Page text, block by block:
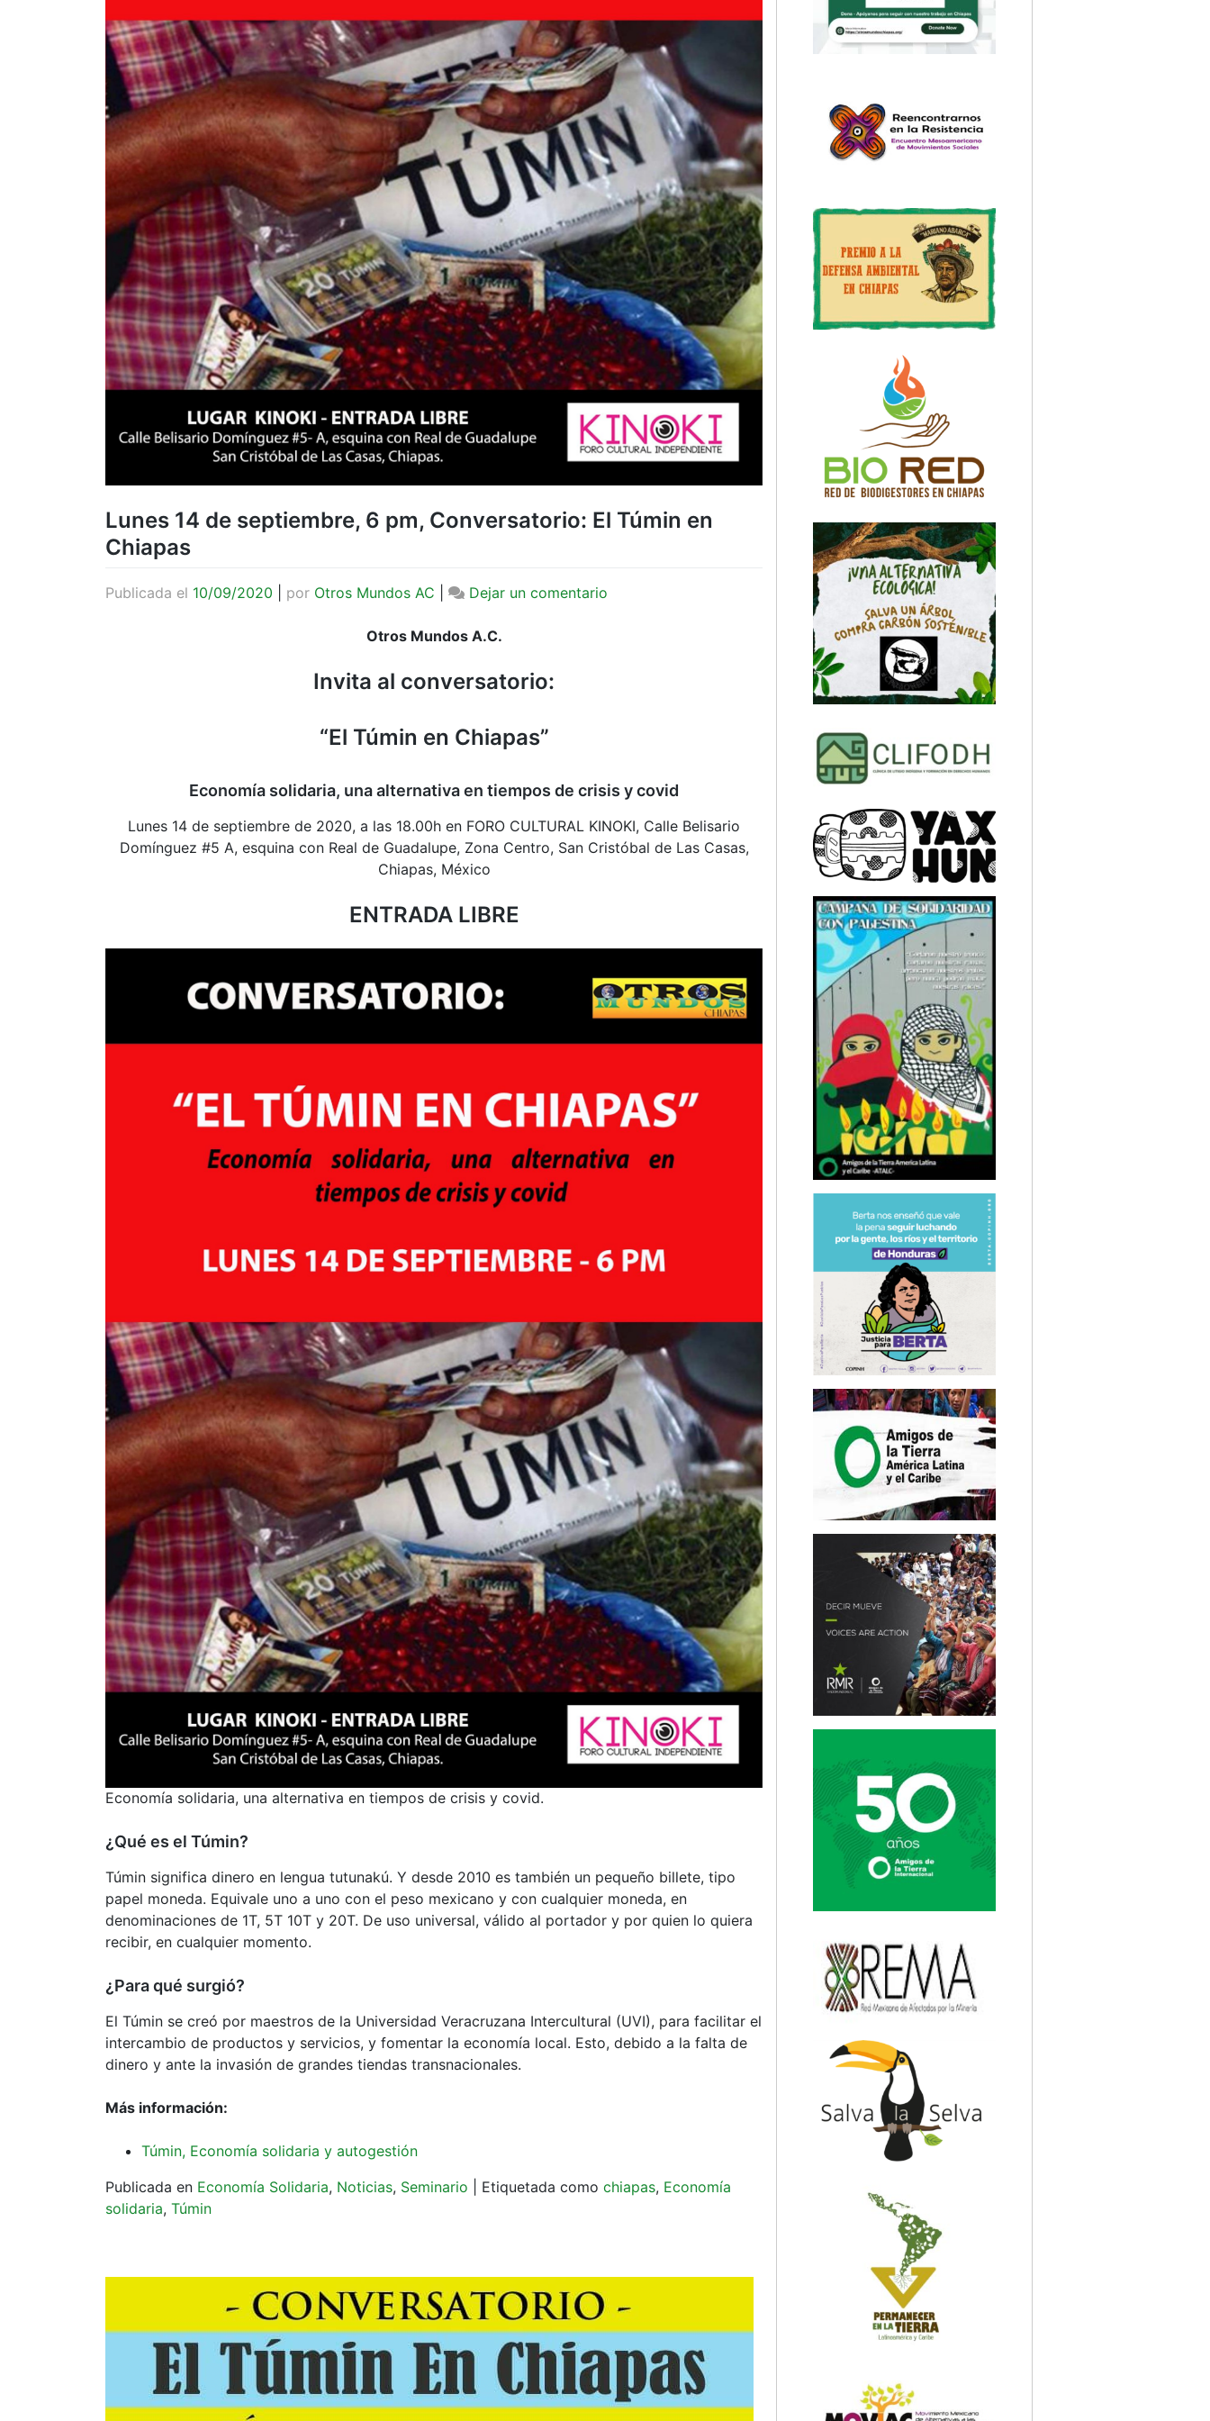
Lunes 14 de septiembre, 6 pm, Conversatorio: El Túmin en
Chiapas
Publicada el 10/09/2020 por Otros Mundos AC Dejar un comentario
Túmin
Chiapas
Otros Mundos A.C.
Invita al conversatorio:
“El Túmin en Chiapas”
Economía solidaria, una alternativa en tiempos de crisis y covid
Lunes 14 de septiembre de 2020, a las 18.00h en FORO CULTURAL KINOKI, Calle Belisario
Domínguez #5 A, esquina con Real de Guadalupe, Zona Centro, San Cristóbal de Las Casas,
Chiapas, México
ENTRADA LIBRE
Economía solidaria, una alternativa en tiempos de crisis y covid.
¿Qué es el Túmin?
Túmin significa dinero en lengua tutunakú. Y desde 2010 es también un pequeño billete, tipo
papel moneda. Equivale uno a uno con el peso mexicano y con cualquier moneda, en
denominaciones de 1T, 5T 10T y 20T. De uso universal, válido al portador y por quien lo quiera
recibir, en cualquier momento.
¿Para qué surgió?
El Túmin se creó por maestros de la Universidad Veracruzana Intercultural (UVI), para facilitar el
intercambio de productos y servicios, y fomentar la economía local. Esto, debido a la falta de
dinero y ante la invasión de grandes tiendas transnacionales.
Más información:
Túmin, Economía solidaria y autogestión
Publicada en Economía Solidaria, Noticias, Seminario Etiquetada como chiapas, Economía
solidaria, Túmin